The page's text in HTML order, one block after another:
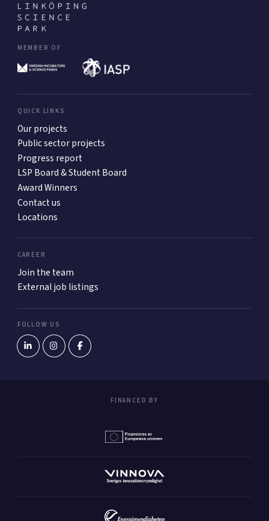
MEMBER OF
QUICK LINKS
Our projects
Public sector projects
Progress report
LSP Board & Student Board
Award Winners
Contact us
Locations
CAREER
Join the team
External job listings
FOLLOW US
FINANCED BY